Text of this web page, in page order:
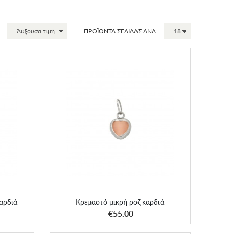
ΠΡΟΪΟΝΤΑ ΣΕΛΙΔΑΣ ΑΝΑ
Κρεμαστό μικρή ροζ καρδιά
€55.00
Κρεμαστό μικρή ροζ καρδιά
ΑΠΟΚΤΗΣΕ ΤΟ